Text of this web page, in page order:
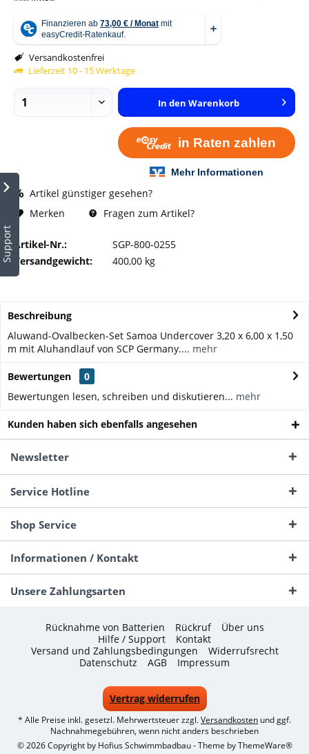
Support
Versandkostenfrei
Lieferzeit 10 - 15 Werktage
In den Warenkorb
Artikel günstiger gesehen?
Merken
Fragen zum Artikel?
Artikel-Nr.:
SGP-800-0255
Versandgewicht:
400,00 kg
Beschreibung
Aluwand-Ovalbecken-Set Samoa Undercover 3,20 x 6,00 x 1,50
m mit Aluhandlauf von SCP Germany.... mehr
Bewertungen
0
Bewertungen lesen, schreiben und diskutieren... mehr
Kunden haben sich ebenfalls angesehen
Newsletter
Service Hotline
Shop Service
Informationen / Kontakt
Unsere Zahlungsarten
Rücknahme von Batterien Rückruf
Über uns
Hilfe / Support
Kontakt
Versand und Zahlungsbedingungen
Widerrufsrecht
Datenschutz
AGB Impressum
Vertrag widerrufen
* Alle Preise inkl. gesetzl. Mehrwertsteuer zzgl.Versandkosten und ggf.
Nachnahmegebühren, wenn nicht anders beschrieben
© 2026 Copyright by Hofius Schwimmbadbau - Theme byThemeWare®